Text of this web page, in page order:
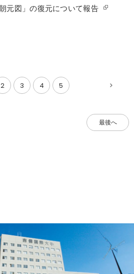
元図」の復元について報告
次
へ
最後へ
2 3 4 5